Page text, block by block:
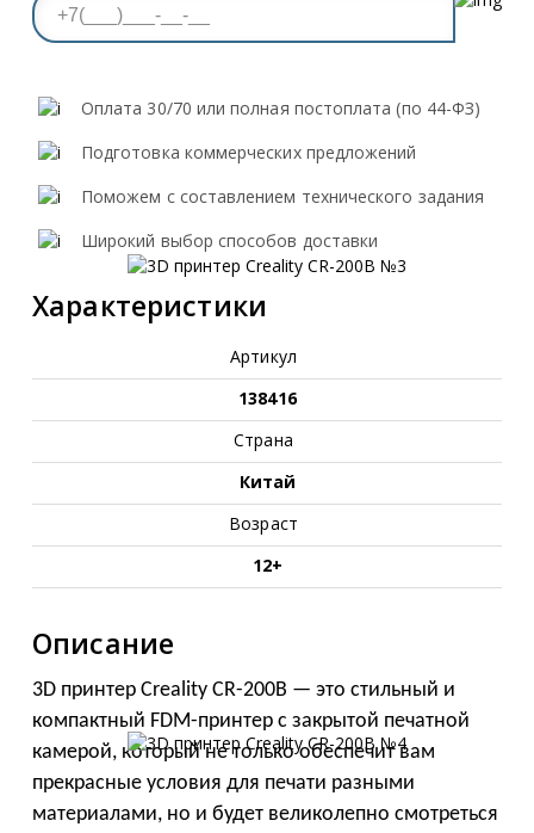
Оплата 30/70 или полная постоплата (по 44-ФЗ)
Подготовка коммерческих предложений
Поможем с составлением технического задания
Широкий выбор способов доставки
Характеристики
Артикул
138416
Страна
Китай
Возраст
12+
Описание
3D принтер Creality CR-200B — это стильный и
компактный FDM-принтер с закрытой печатной
камерой, который не только обеспечит вам
прекрасные условия для печати разными
материалами, но и будет великолепно смотреться